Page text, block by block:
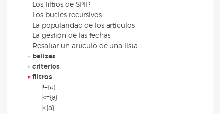
Los filtros de SPIP
Los bucles recursivos
La popularidad de los artículos
La gestión de las fechas
Resaltar un artículo de una lista
balizas
criterios
filtros
|!={a}
|<={a}
|<{a}